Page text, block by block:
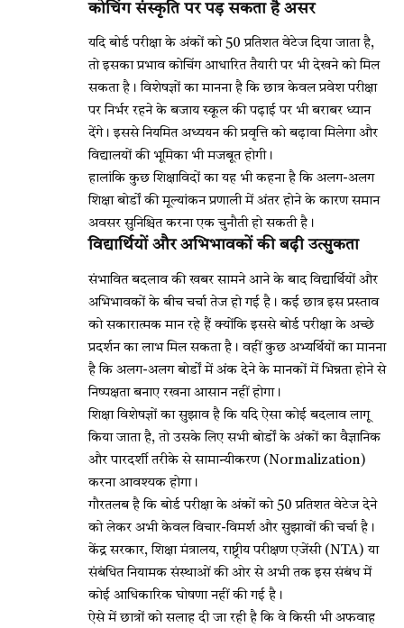
कोचिंग संस्कृति पर पड़ सकता है असर
यदि बोर्ड परीक्षा के अंकों को 50 प्रतिशत वेटेज दिया जाता है,
तो इसका प्रभाव कोचिंग आधारित तैयारी पर भी देखने को मिल
सकता है। विशेषज्ञों का मानना है कि छात्र केवल प्रवेश परीक्षा
पर निर्भर रहने के बजाय स्कूल की पढ़ाई पर भी बराबर ध्यान
देंगे। इससे नियमित अध्ययन की प्रवृत्ति को बढ़ावा मिलेगा और
विद्यालयों की भूमिका भी मजबूत होगी।
हालांकि कुछ शिक्षाविदों का यह भी कहना है कि अलग-अलग
शिक्षा बोर्डों की मूल्यांकन प्रणाली में अंतर होने के कारण समान
अवसर सुनिश्चित करना एक चुनौती हो सकती है।
विद्यार्थियों और अभिभावकों की बढ़ी उत्सुकता
संभावित बदलाव की खबर सामने आने के बाद विद्यार्थियों और
अभिभावकों के बीच चर्चा तेज हो गई है। कई छात्र इस प्रस्ताव
को सकारात्मक मान रहे हैं क्योंकि इससे बोर्ड परीक्षा के अच्छे
प्रदर्शन का लाभ मिल सकता है। वहीं कुछ अभ्यर्थियों का मानना
है कि अलग-अलग बोर्डों में अंक देने के मानकों में भिन्नता होने से
निष्पक्षता बनाए रखना आसान नहीं होगा।
शिक्षा विशेषज्ञों का सुझाव है कि यदि ऐसा कोई बदलाव लागू
किया जाता है, तो उसके लिए सभी बोर्डों के अंकों का वैज्ञानिक
और पारदर्शी तरीके से सामान्यीकरण (Normalization)
करना आवश्यक होगा।
गौरतलब है कि बोर्ड परीक्षा के अंकों को 50 प्रतिशत वेटेज देने
को लेकर अभी केवल विचार-विमर्श और सुझावों की चर्चा है।
केंद्र सरकार, शिक्षा मंत्रालय, राष्ट्रीय परीक्षण एजेंसी (NTA) या
संबंधित नियामक संस्थाओं की ओर से अभी तक इस संबंध में
कोई आधिकारिक घोषणा नहीं की गई है।
ऐसे में छात्रों को सलाह दी जा रही है कि वे किसी भी अफवाह